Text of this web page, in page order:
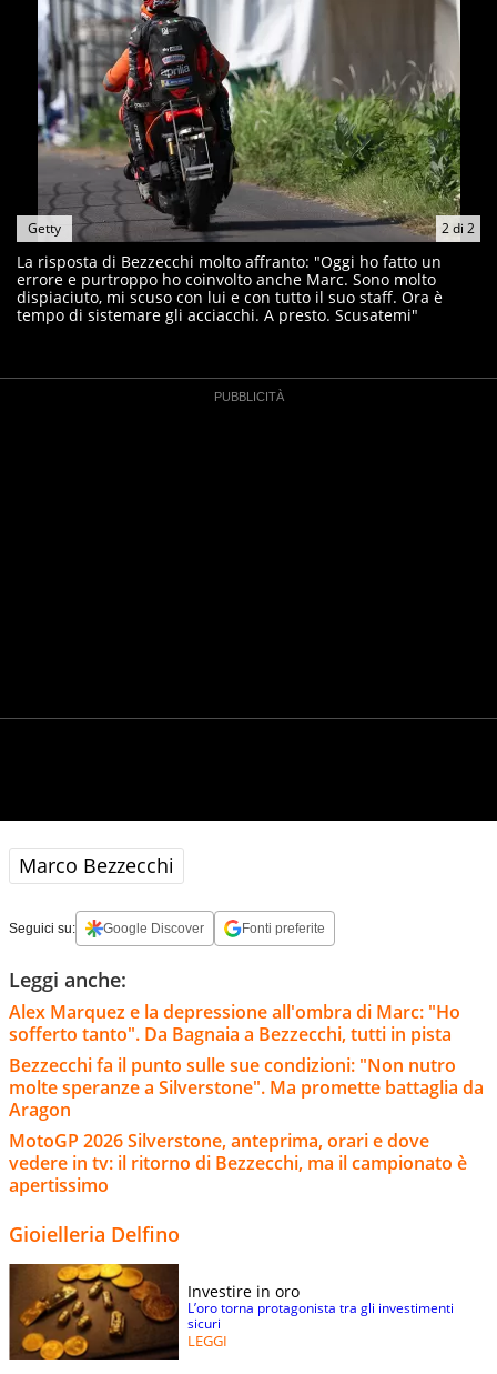
2di 2
Getty
La risposta di Bezzecchi molto affranto: "Oggi ho fatto un
errore e purtroppo ho coinvolto anche Marc. Sono molto
dispiaciuto, mi scuso con lui e con tutto il suo staff. Ora è
tempo di sistemare gli acciacchi. A presto. Scusatemi"
Marco Bezzecchi
Seguici su: Google Discover Fonti preferite
Leggi anche:
Alex Marquez e la depressione all'ombra di Marc: "Ho
sofferto tanto". Da Bagnaia a Bezzecchi, tutti in pista
Bezzecchi fa il punto sulle sue condizioni: "Non nutro
molte speranze a Silverstone". Ma promette battaglia da
Aragon
MotoGP 2026 Silverstone, anteprima, orari e dove
vedere in tv: il ritorno di Bezzecchi, ma il campionato è
apertissimo
Gioielleria Delfino
Investire in oro
L’oro torna protagonista tra gli investimenti
sicuri
LEGGI